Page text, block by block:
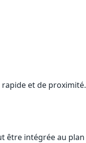
et de proximité.
être intégrée au plan